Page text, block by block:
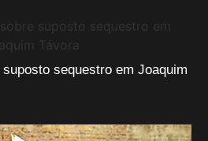
sequestro em Joaquim